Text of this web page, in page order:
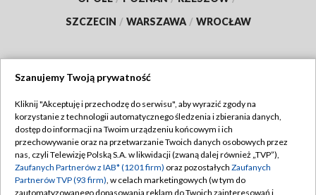
SZCZECIN / WARSZAWA / WROCŁAW
TVP
Abonament TVP
Emisja w TVP
Centrum informacji TVP
Regulamin TVP
Polityka prywatności
Moje zgody
Szanujemy Twoją prywatność
Kliknij "Akceptuję i przechodzę do serwisu", aby wyrazić zgody na
korzystanie z technologii automatycznego śledzenia i zbierania danych,
dostęp do informacji na Twoim urządzeniu końcowym i ich
przechowywanie oraz na przetwarzanie Twoich danych osobowych przez
nas, czyli Telewizję Polską S.A. w likwidacji (zwaną dalej również „TVP”),
Zaufanych Partnerów z IAB* (1201 firm) oraz pozostałych Zaufanych
Partnerów TVP (93 firm), w celach marketingowych (w tym do
zautomatyzowanego dopasowania reklam do Twoich zainteresowań i